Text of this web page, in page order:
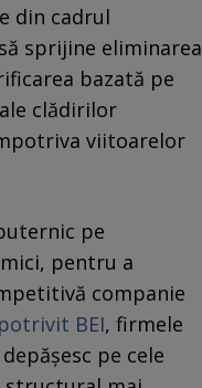
din cadrul
sprijine eliminarea
bazată pe
clădirilor
viitoarelor
pe
pentru a
companie
potrivit BEI, firmele
pe cele